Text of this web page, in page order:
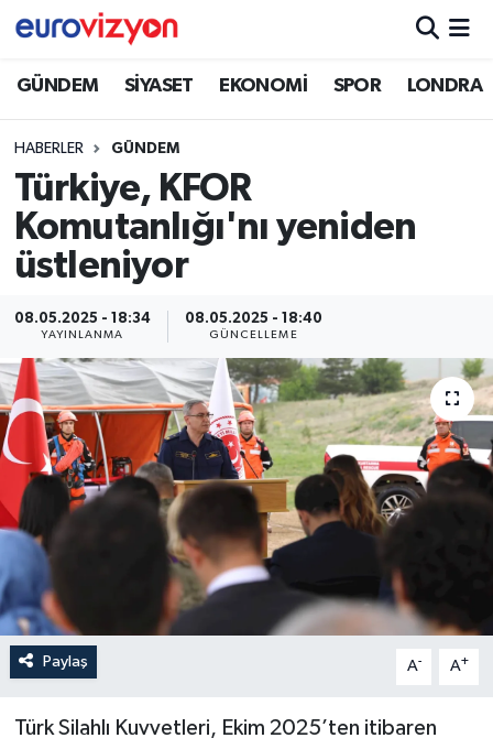
GÜNDEM SİYASET EKONOMİ SPOR LONDRA
HABERLER GÜNDEM
Türkiye, KFOR
Komutanlığı'nı yeniden
üstleniyor
08.05.2025 - 18:34
YAYINLANMA
08.05.2025 - 18:40
GÜNCELLEME
Paylaş A- A+
Türk Silahlı Kuvvetleri, Ekim 2025’ten itibaren